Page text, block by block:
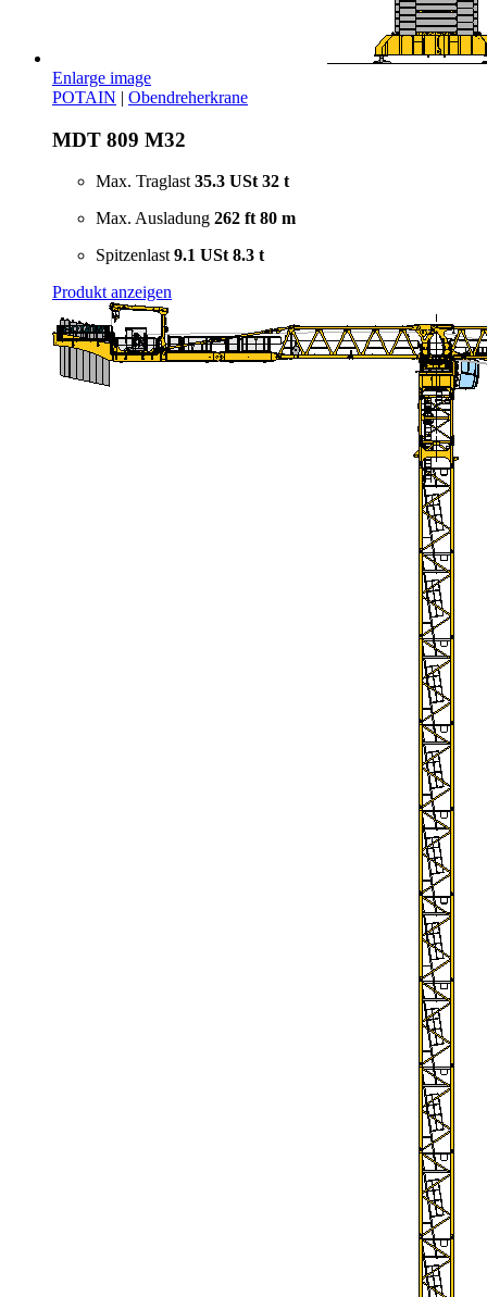
Enlarge image
POTAIN | Obendreherkrane
MDT 809 M32
Max. Traglast 35.3 USt 32 t
Max. Ausladung 262 ft 80 m
Spitzenlast 9.1 USt 8.3 t
Produkt anzeigen